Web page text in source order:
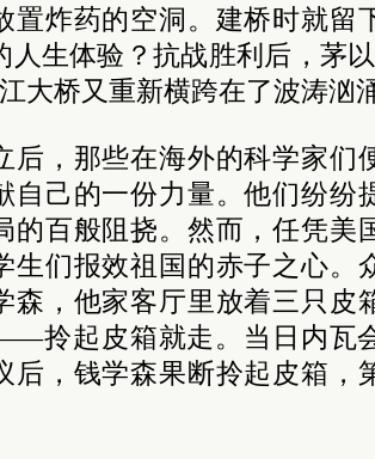
置炸药的空洞。建桥时就留
人生体验？抗战胜利后，茅
大桥又重新横跨在了波涛汹
后，那些在海外的科学家们
自己的一份力量。他们纷纷
的百般阻挠。然而，任凭美
生们报效祖国的赤子之心。
森，他家客厅里放着三只皮
拎起皮箱就走。当日内瓦
后，钱学森果断拎起皮箱，